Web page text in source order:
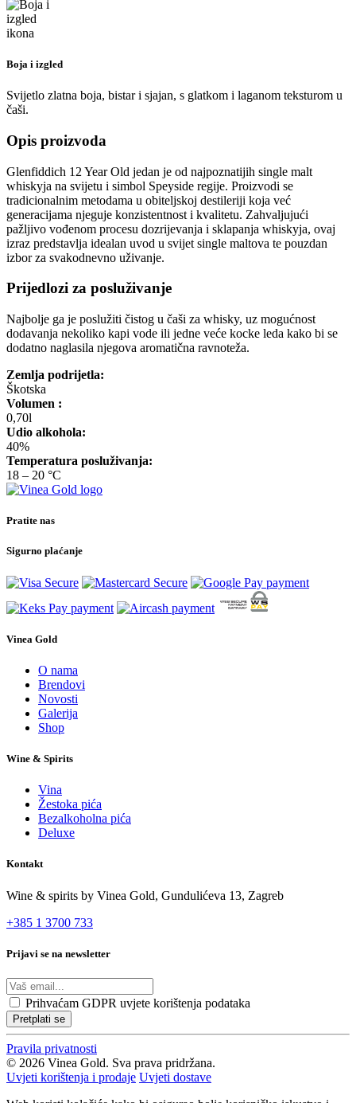
Boja i izgled
Svijetlo zlatna boja, bistar i sjajan, s glatkom i laganom teksturom u
čaši.
Opis proizvoda
Glenfiddich 12 Year Old jedan je od najpoznatijih single malt
whiskyja na svijetu i simbol Speyside regije. Proizvodi se
tradicionalnim metodama u obiteljskoj destileriji koja već
generacijama njeguje konzistentnost i kvalitetu. Zahvaljujući
pažljivo vođenom procesu dozrijevanja i sklapanja whiskyja, ovaj
izraz predstavlja idealan uvod u svijet single maltova te pouzdan
izbor za svakodnevno uživanje.
Prijedlozi za posluživanje
Najbolje ga je poslužiti čistog u čaši za whisky, uz mogućnost
dodavanja nekoliko kapi vode ili jedne veće kocke leda kako bi se
dodatno naglasila njegova aromatična ravnoteža.
Zemlja podrijetla:
Škotska
Volumen :
0,70l
Udio alkohola:
40%
Temperatura posluživanja:
18 – 20 °C
Pratite nas
Sigurno plaćanje
Vinea Gold
O nama
Brendovi
Novosti
Galerija
Shop
Wine & Spirits
Vina
Žestoka pića
Bezalkoholna pića
Deluxe
Kontakt
Wine & spirits by Vinea Gold, Gundulićeva 13, Zagreb
+385 1 3700 733
Prijavi se na newsletter
Prihvaćam GDPR uvjete korištenja podataka
Pretplati se
Pravila privatnosti
© 2026 Vinea Gold. Sva prava pridržana.
Uvjeti korištenja i prodaje Uvjeti dostave